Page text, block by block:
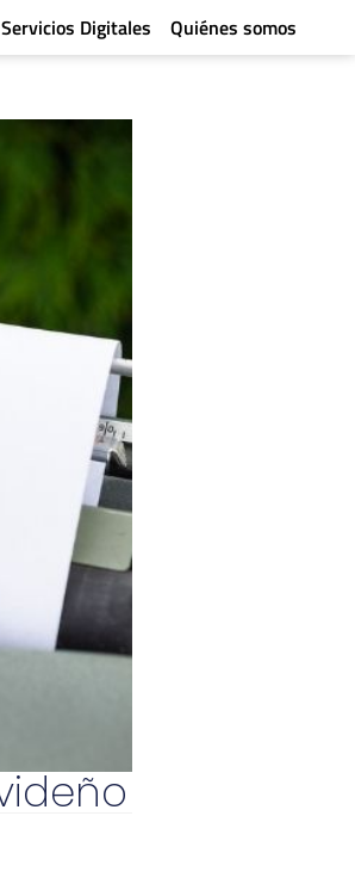
Servicios Digitales Quiénes somos